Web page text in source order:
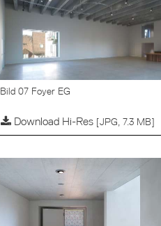
Bild 07 Foyer EG
Download Hi-Res [JPG, 7.3 MB]